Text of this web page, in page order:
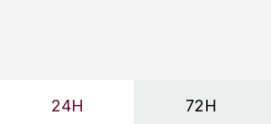
24H 72H